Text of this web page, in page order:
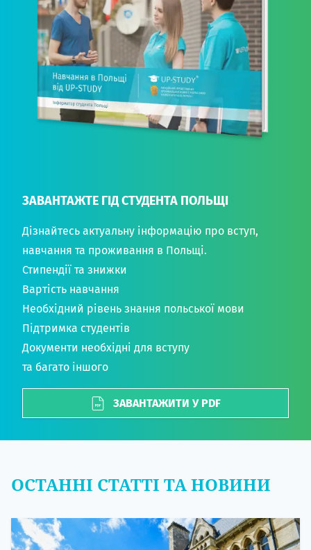
ЗАВАНТАЖТЕ ГІД СТУДЕНТА ПОЛЬЩІ
Дізнайтесь актуальну інформацію про вступ,
навчання та проживання в Польщі.
Стипендії та знижки
Вартість навчання
Необхідний рівень знання польської мови
Підтримка студентів
Документи необхідні для вступу
та багато іншого
ЗАВАНТАЖИТИ У PDF
ОСТАННІ СТАТТІ ТА НОВИНИ